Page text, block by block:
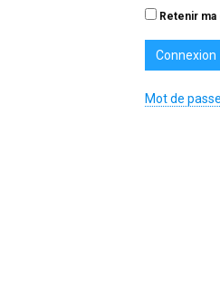
Retenir
Mot de